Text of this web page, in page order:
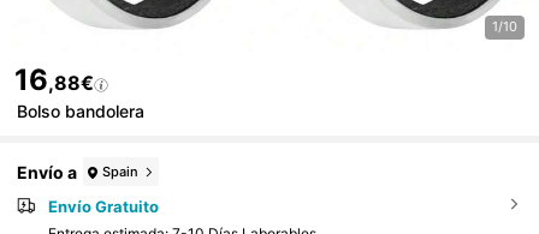
1/10
16,88€
Bolso bandolera
Envío a Spain
Envío Gratuito